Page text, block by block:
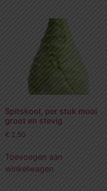
Spitskool, per stuk mooi
groot en stevig
€ 2,50
Toevoegen aan
winkelwagen